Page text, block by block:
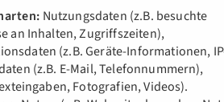
Nutzungsdaten (z.B. besuchte
an Inhalten, Zugriffszeiten),
(z.B. Geräte-Informationen,
(z.B. E-Mail, Telefonnummern),
Fotografien, Videos).